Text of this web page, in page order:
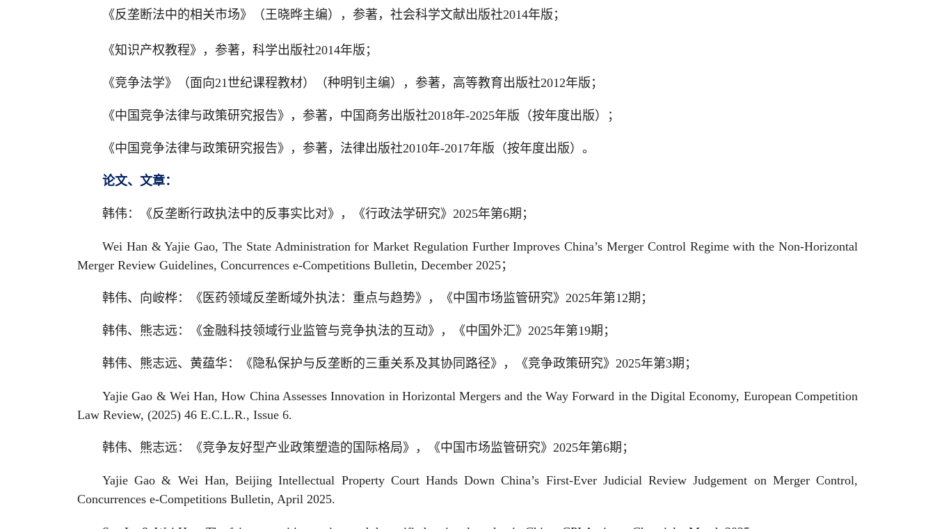
《反垄断法中的相关市场》（王晓晔主编），参著，社会科学文献出版社2014年版；
《知识产权教程》，参著，科学出版社2014年版；
《竞争法学》（面向21世纪课程教材）（种明钊主编），参著，高等教育出版社2012年版；
《中国竞争法律与政策研究报告》，参著，中国商务出版社2018年-2025年版（按年度出版）；
《中国竞争法律与政策研究报告》，参著，法律出版社2010年-2017年版（按年度出版）。
论文、文章：
韩伟：《反垄断行政执法中的反事实比对》，《行政法学研究》2025年第6期；
Wei Han & Yajie Gao, The State Administration for Market Regulation Further Improves China’s Merger Control Regime with the Non-Horizontal
Merger Review Guidelines, Concurrences e-Competitions Bulletin, December 2025；
韩伟、向峖桦：《医药领域反垄断域外执法：重点与趋势》，《中国市场监管研究》2025年第12期；
韩伟、熊志远：《金融科技领域行业监管与竞争执法的互动》，《中国外汇》2025年第19期；
韩伟、熊志远、黄蕴华：《隐私保护与反垄断的三重关系及其协同路径》，《竞争政策研究》2025年第3期；
Yajie Gao & Wei Han, How China Assesses Innovation in Horizontal Mergers and the Way Forward in the Digital Economy, European Competition
Law Review, (2025) 46 E.C.L.R., Issue 6.
韩伟、熊志远：《竞争友好型产业政策塑造的国际格局》，《中国市场监管研究》2025年第6期；
Yajie Gao & Wei Han, Beijing Intellectual Property Court Hands Down China’s First-Ever Judicial Review Judgement on Merger Control,
Concurrences e-Competitions Bulletin, April 2025.